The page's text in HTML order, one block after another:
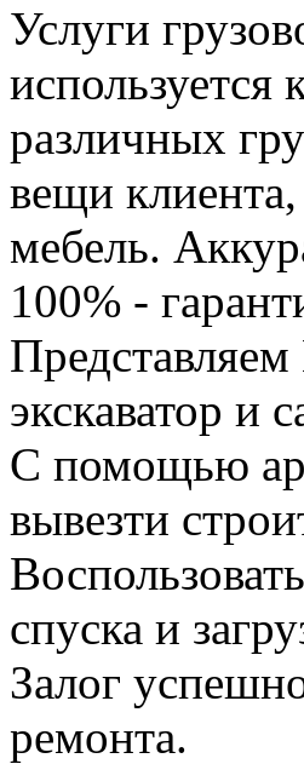
Услуги
используется
различных
вещи
мебель.
100% -
экскаватор и
С помощью
вывезти
спуска и
Залог
ремонта.